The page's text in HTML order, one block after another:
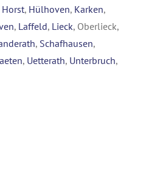
, Hülhoven, Karken,
, Laffeld, Lieck, Oberlieck,
, Schafhausen,
, Uetterath, Unterbruch,